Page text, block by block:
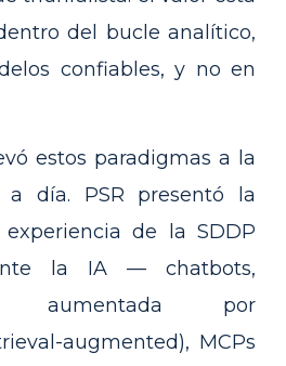
del bucle analítico,
confiables, y no en
estos paradigmas a la
día. PSR presentó la
de la SDDP
la IA — chatbots,
aumentada por
augmented), MCPs